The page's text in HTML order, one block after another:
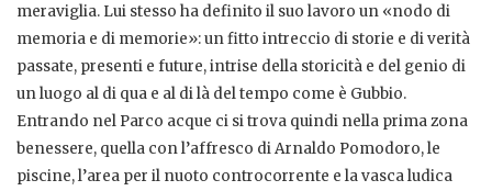
meraviglia. Lui stesso ha definito il suo lavoro un «nodo di
memoria e di memorie»: un fitto intreccio di storie e di verità
passate, presenti e future, intrise della storicità e del genio di
un luogo al di qua e al di là del tempo come è Gubbio.
Entrando nel Parco acque ci si trova quindi nella prima zona
benessere, quella con l’affresco di Arnaldo Pomodoro, le
piscine, l’area per il nuoto controcorrente e la vasca ludica